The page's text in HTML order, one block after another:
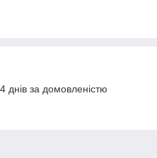
днів за домовленістю